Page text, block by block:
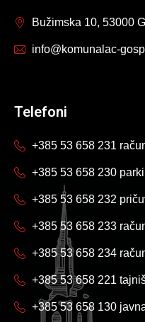
Bužimska 10, 53000
info@komunalac-
Telefoni
+385 53 658 231
+385 53 658 230
+385 53 658 232
+385 53 658 233
+385 53 658 234
+385 53 658 221
+385 53 658 130